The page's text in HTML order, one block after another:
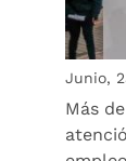
Junio,
Más